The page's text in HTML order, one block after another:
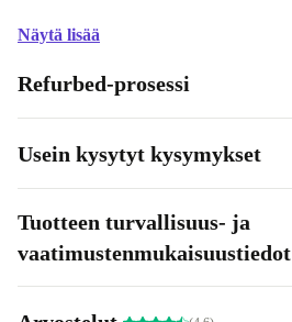
Näytä lisää
Refurbed-prosessi
Usein kysytyt kysymykset
Tuotteen turvallisuus- ja
vaatimustenmukaisuustiedot